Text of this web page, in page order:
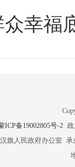
幸福
ICP备19002805号-2政
旗人民政府办公室